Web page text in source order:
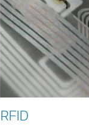
RFID